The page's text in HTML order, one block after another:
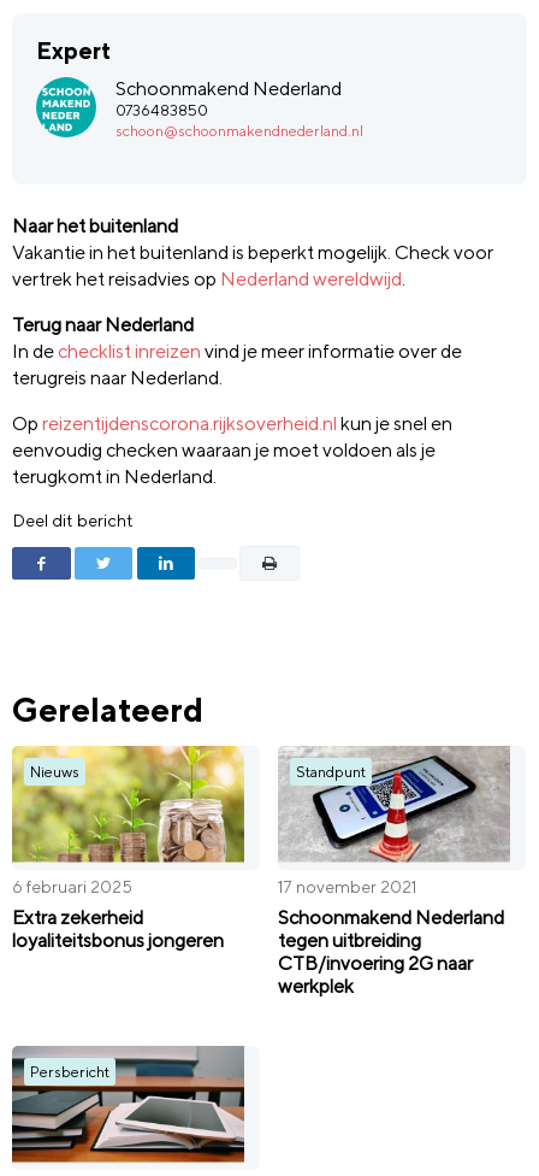
Expert
Schoonmakend Nederland
0736483850
schoon@schoonmakendnederland.nl
Naar het buitenland
Vakantie in het buitenland is beperkt mogelijk. Check voor
vertrek het reisadvies op Nederland wereldwijd.
Terug naar Nederland
In de checklist inreizen vind je meer informatie over de
terugreis naar Nederland.
Op reizentijdenscorona.rijksoverheid.nl kun je snel en
eenvoudig checken waaraan je moet voldoen als je
terugkomt in Nederland.
Deel dit bericht
Gerelateerd
Nieuws
6 februari 2025
Extra zekerheid
loyaliteitsbonus jongeren
Standpunt
17 november 2021
Schoonmakend Nederland
tegen uitbreiding
CTB/invoering 2G naar
werkplek
Persbericht